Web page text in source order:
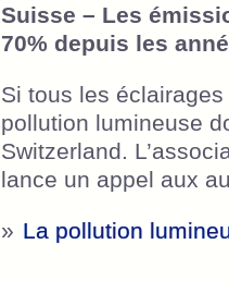
Suisse – Les
70% depuis les
Si tous les
pollution lumineuse
Switzerland.
lance un appel aux
» La pollution